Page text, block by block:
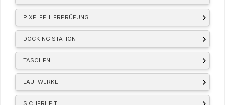
PIXELFEHLERPRÜFUNG
DOCKING STATION
TASCHEN
LAUFWERKE
SICHERHEIT